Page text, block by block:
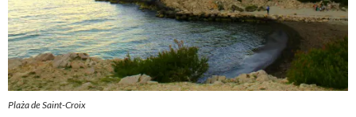
Plaża de Saint-Croix